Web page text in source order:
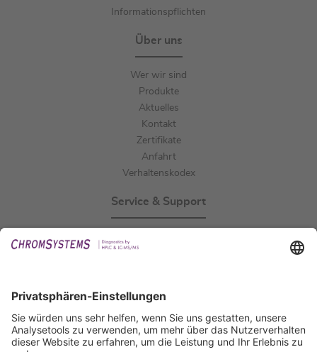
Informationspflichten
Über uns
Wer wir sind
Produkte
Aktuelles
Kontakt
Zertifikate
Anfahrt
Verhaltenskodex
Service & Support
IFU anfordern
Zertifizierungen